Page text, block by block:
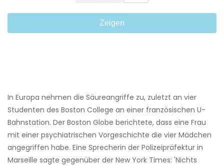
Zeigen
In Europa nehmen die Säureangriffe zu, zuletzt an vier
Studenten des Boston College an einer französischen U-
Bahnstation. Der Boston Globe berichtete, dass eine Frau
mit einer psychiatrischen Vorgeschichte die vier Mädchen
angegriffen habe. Eine Sprecherin der Polizeipräfektur in
Marseille sagte gegenüber der New York Times: 'Nichts